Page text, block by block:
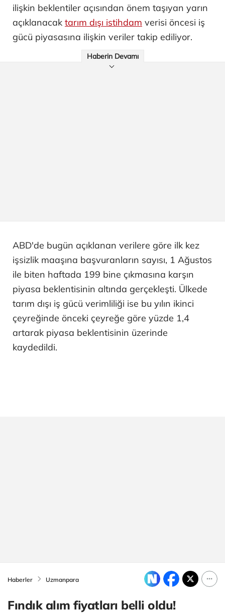
ilişkin beklentiler açısından önem taşıyan yarın
açıklanacak tarım dışı istihdam verisi öncesi iş
gücü piyasasına ilişkin veriler takip ediliyor.
Haberin Devamı
ABD'de bugün açıklanan verilere göre ilk kez
işsizlik maaşına başvuranların sayısı, 1 Ağustos
ile biten haftada 199 bine çıkmasına karşın
piyasa beklentisinin altında gerçekleşti. Ülkede
tarım dışı iş gücü verimliliği ise bu yılın ikinci
çeyreğinde önceki çeyreğe göre yüzde 1,4
artarak piyasa beklentisinin üzerinde
kaydedildi.
Haberler Uzmanpara
Fındık alım fiyatları belli oldu!